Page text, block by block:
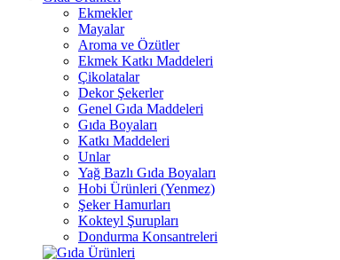
Ekmekler
Mayalar
Aroma ve Özütler
Ekmek Katkı Maddeleri
Çikolatalar
Dekor Şekerler
Genel Gıda Maddeleri
Gıda Boyaları
Katkı Maddeleri
Unlar
Yağ Bazlı Gıda Boyaları
Hobi Ürünleri (Yenmez)
Şeker Hamurları
Kokteyl Şurupları
Dondurma Konsantreleri